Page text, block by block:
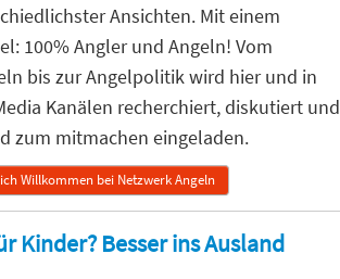
Ansichten. Mit einem
100% Angler und Angeln! Vom
bis zur Angelpolitik wird hier und in
Kanälen recherchiert, diskutiert und
zum mitmachen eingeladen.
Willkommen bei Netzwerk Angeln
Kinder? Besser ins Ausland